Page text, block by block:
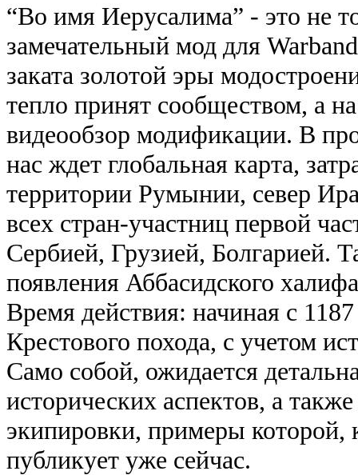
“Во имя Иерусалима” - это не
замечательный мод для
заката золотой эры
тепло принят сообществом, а
видеообзор модификации. В
нас ждет глобальная карта,
территории Румынии, север
всех стран-участниц первой
Сербией, Грузией, Болгарией.
появления Аббасидского
Время действия: начиная с
Крестового похода, с учетом
Само собой, ожидается
исторических аспектов, а
экипировки, примеры которой,
публикует уже сейчас.